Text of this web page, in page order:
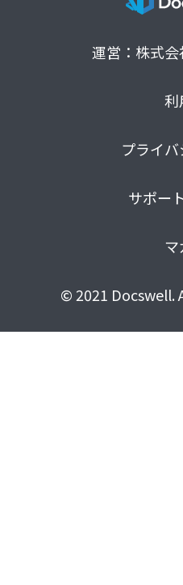
運営：株式
利
プライ
サポー
© 2021 Docswell.